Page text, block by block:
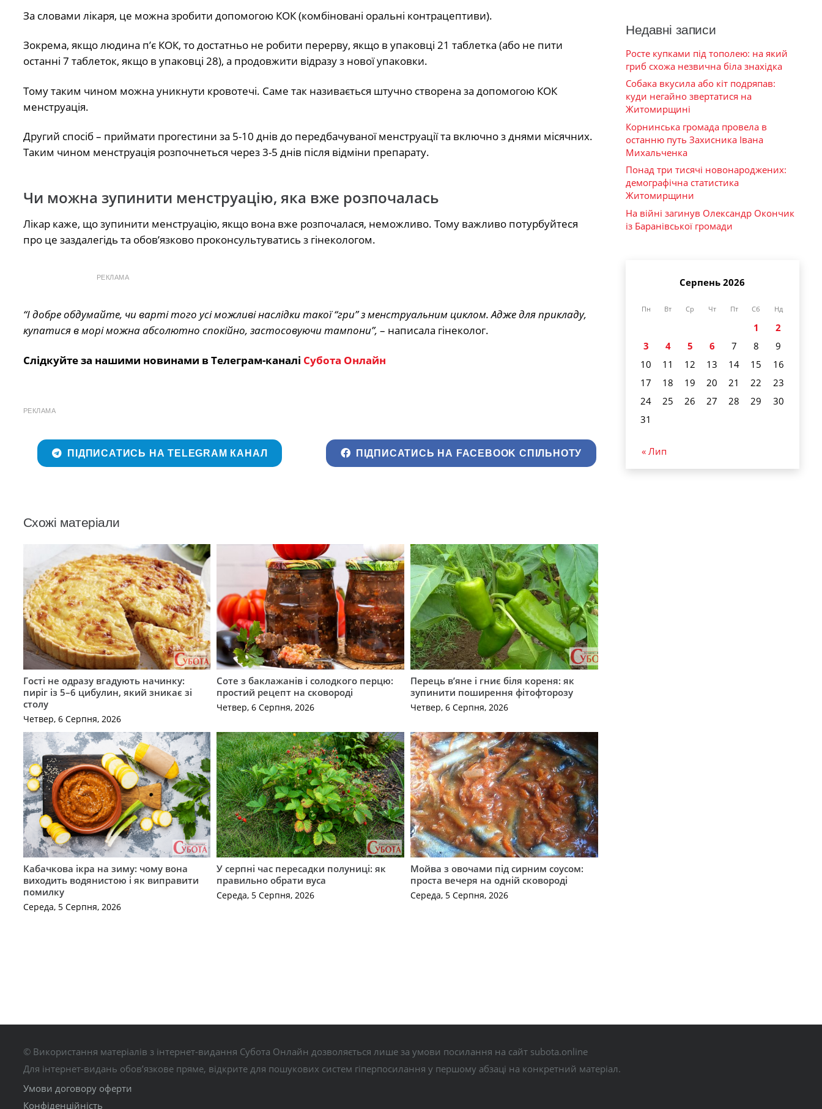
За словами лікаря, це можна зробити допомогою КОК (комбіновані оральні контрацептиви).
Зокрема, якщо людина п’є КОК, то достатньо не робити перерву, якщо в упаковці 21 таблетка (або не пити
останні 7 таблеток, якщо в упаковці 28), а продовжити відразу з нової упаковки.
Тому таким чином можна уникнути кровотечі. Саме так називається штучно створена за допомогою КОК
менструація.
Другий спосіб – приймати прогестини за 5-10 днів до передбачуваної менструації та включно з днями місячних.
Таким чином менструація розпочнеться через 3-5 днів після відміни препарату.
Чи можна зупинити менструацію, яка вже розпочалась
Лікар каже, що зупинити менструацію, якщо вона вже розпочалася, неможливо. Тому важливо потурбуйтеся
про це заздалегідь та обов’язково проконсультуватись з гінекологом.
РЕКЛАМА
“І добре обдумайте, чи варті того усі можливі наслідки такої “гри” з менструальним циклом. Адже для прикладу,
купатися в морі можна абсолютно спокійно, застосовуючи тампони”, – написала гінеколог.
Слідкуйте за нашими новинами в Телеграм-каналі Субота Онлайн
РЕКЛАМА
ПІДПИСАТИСЬ НА TELEGRAM КАНАЛ ПІДПИСАТИСЬ НА FACEBOOK СПІЛЬНОТУ
Схожі матеріали
Гості не одразу вгадують начинку:
пиріг із 5–6 цибулин, який зникає зі
столу
Четвер, 6 Серпня, 2026
Соте з баклажанів і солодкого перцю:
простий рецепт на сковороді
Четвер, 6 Серпня, 2026
Перець в’яне і гниє біля кореня: як
зупинити поширення фітофторозу
Четвер, 6 Серпня, 2026
Кабачкова ікра на зиму: чому вона
виходить водянистою і як виправити
помилку
Середа, 5 Серпня, 2026
У серпні час пересадки полуниці: як
правильно обрати вуса
Середа, 5 Серпня, 2026
Мойва з овочами під сирним соусом:
проста вечеря на одній сковороді
Середа, 5 Серпня, 2026
Недавні записи
Росте купками під тополею: на який
гриб схожа незвична біла знахідка
Собака вкусила або кіт подряпав:
куди негайно звертатися на
Житомирщині
Корнинська громада провела в
останню путь Захисника Івана
Михальченка
Понад три тисячі новонароджених:
демографічна статистика
Житомирщини
На війні загинув Олександр Окончик
із Баранівської громади
Серпень 2026
Пн Вт Ср Чт Пт Сб Нд
1
2
3
4 5 6 7 8
9
10
11 12 13 14 15
16
17
18 19 20 21 22
23
24
25 26 27 28 29
30
31
« Лип
© Використання матеріалів з інтернет-видання Субота Онлайн дозволяється лише за умови посилання на сайт subota.online
Для інтернет-видань обов’язкове пряме, відкрите для пошукових систем гіперпосилання у першому абзаці на конкретний матеріал.
Умови договору оферти
Конфіденційність